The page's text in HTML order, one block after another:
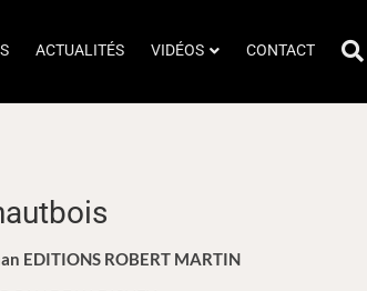
ACTUALITÉS VIDÉOS CONTACT
EDITIONS ROBERT MARTIN